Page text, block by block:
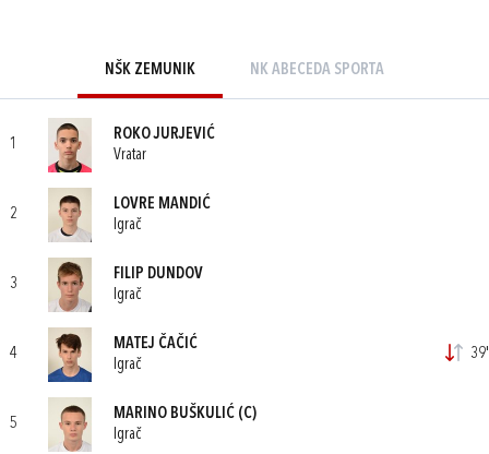
NŠK ZEMUNIK NK ABECEDA SPORTA
1
ROKO JURJEVIĆ
Vratar
2
LOVRE MANDIĆ
Igrač
3
FILIP DUNDOV
Igrač
4
MATEJ ČAČIĆ
Igrač
39'
5
MARINO BUŠKULIĆ (C)
Igrač